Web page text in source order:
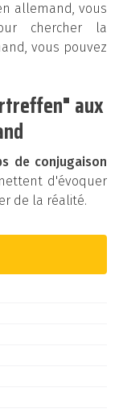
allemand, vous
chercher la
vous pouvez
aux
de conjugaison
d'évoquer
de la réalité.